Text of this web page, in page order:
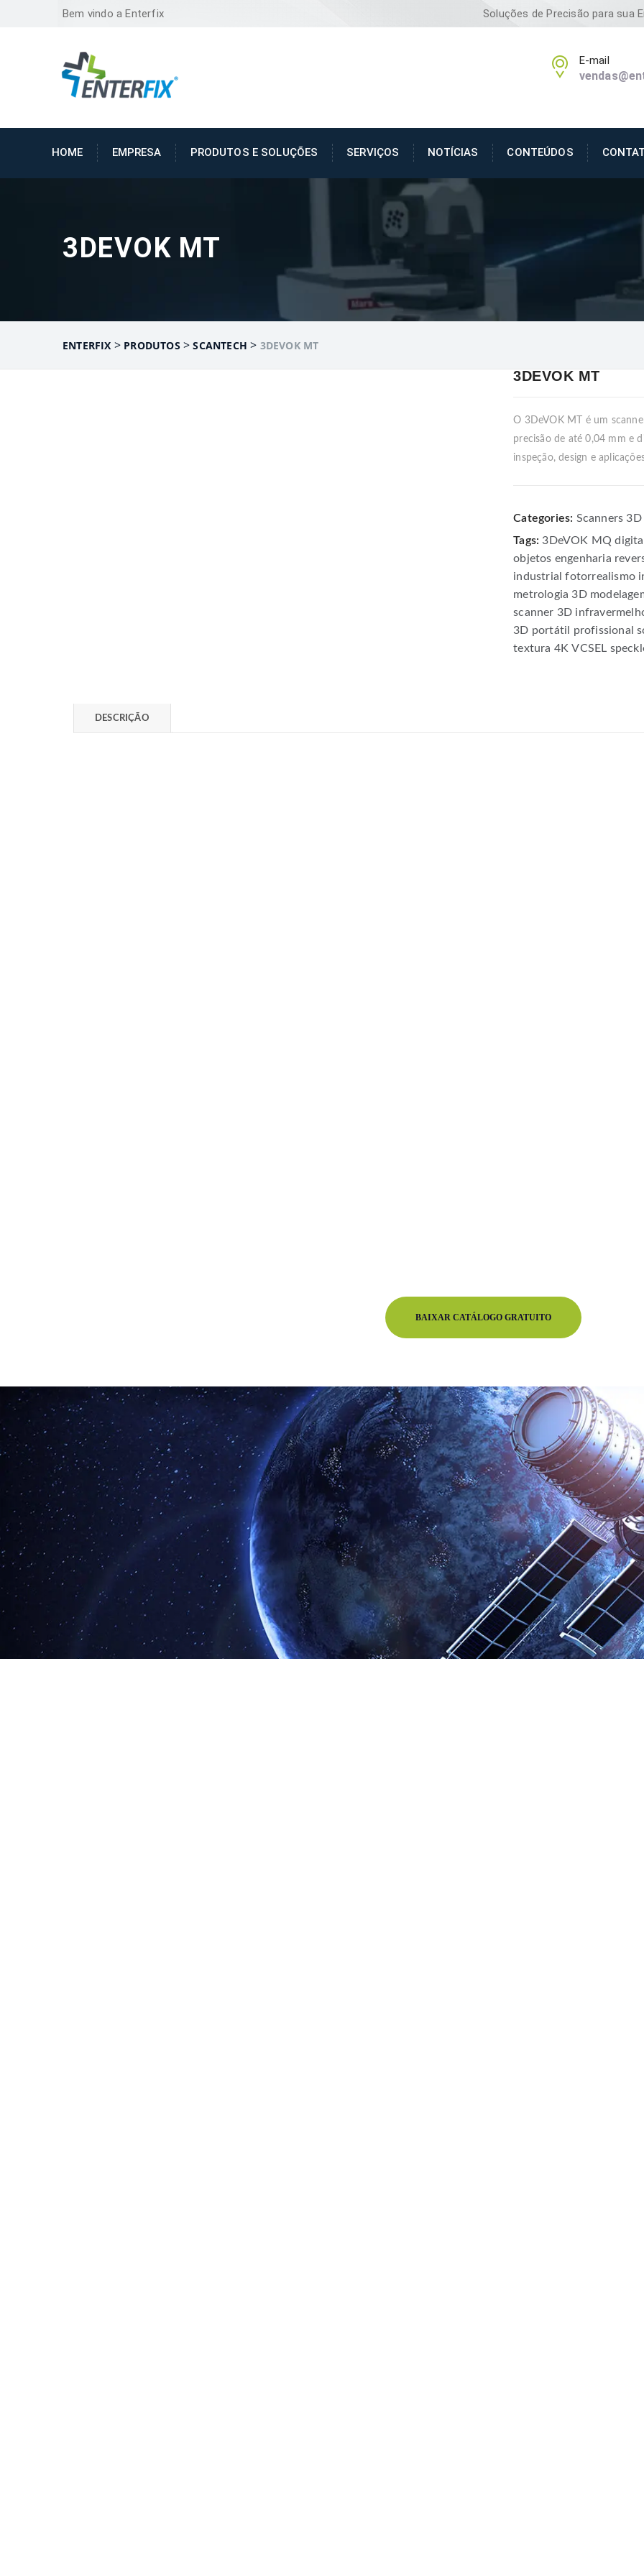
Bem vindo a Enterfix Soluções de Precisão para sua
E-mail
HOME EMPRESA PRODUTOS E SOLUÇÕES SERVIÇOS NOTÍCIAS CONTEÚDOS
3DEVOK MT
ENTERFIX > PRODUTOS >SCANTECH > 3DEVOK MT
3DEVOK MT
O 3DeVOK MT é um
precisão de até 0,04 mm e
inspeção, design e
Categories: Scanners 3D
Tags: 3DeVOK MQ
objetos engenharia
industrial fotorrealismo
metrologia 3D
scanner 3D
3D portátil profissional
textura 4K VCSEL
DESCRIÇÃO
BAIXAR CATÁLOGO GRATUITO